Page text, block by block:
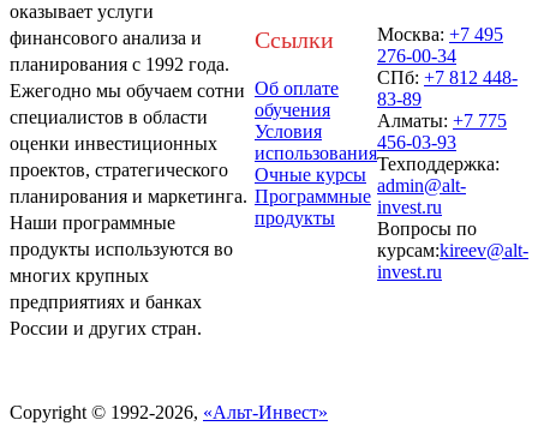
оказывает услуги
финансового анализа и
планирования с 1992 года.
Ежегодно мы обучаем сотни
специалистов в области
оценки инвестиционных
проектов, стратегического
планирования и маркетинга.
Наши программные
продукты используются во
многих крупных
предприятиях и банках
России и других стран.
Ссылки
Об оплате
обучения
Условия
использования
Очные курсы
Программные
продукты
Москва: +7 495
276-00-34
СПб: +7 812 448-
83-89
Алматы: +7 775
456-03-93
Техподдержка:
admin@alt-
invest.ru
Вопросы по
курсам:kireev@alt-
invest.ru
Copyright © 1992-2026, «Альт-Инвест»